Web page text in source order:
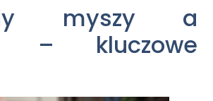
myszy a
– kluczowe